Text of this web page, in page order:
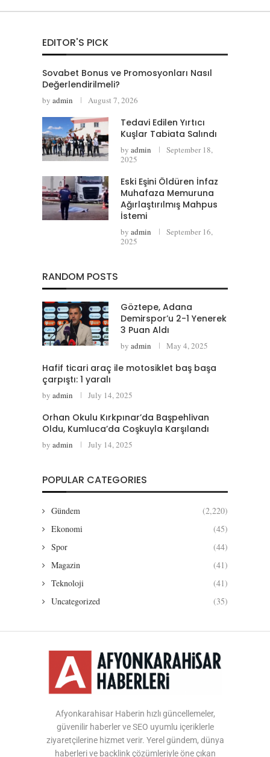
EDITOR'S PICK
Sovabet Bonus ve Promosyonları Nasıl
Değerlendirilmeli?
by admin August 7, 2026
Tedavi Edilen Yırtıcı
Kuşlar Tabiata Salındı
by admin
September 18,
2025
Eski Eşini Öldüren İnfaz
Muhafaza Memuruna
Ağırlaştırılmış Mahpus
İstemi
by admin
September 16,
2025
RANDOM POSTS
Göztepe, Adana
Demirspor’u 2-1 Yenerek
3 Puan Aldı
by admin May 4, 2025
Hafif ticari araç ile motosiklet baş başa
çarpıştı: 1 yaralı
by admin July 14, 2025
Orhan Okulu Kırkpınar’da Başpehlivan
Oldu, Kumluca’da Coşkuyla Karşılandı
by admin July 14, 2025
POPULAR CATEGORIES
Gündem
(2,220)
Ekonomi
(45)
Spor
(44)
Magazin
(41)
Teknoloji
(41)
Uncategorized
(35)
Afyonkarahisar Haberin hızlı güncellemeler,
güvenilir haberler ve SEO uyumlu içeriklerle
ziyaretçilerine hizmet verir. Yerel gündem, dünya
haberleri ve backlink çözümleriyle öne çıkan